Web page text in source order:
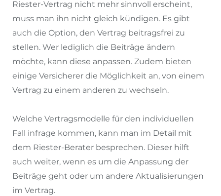
Riester-Vertrag nicht mehr sinnvoll erscheint,
muss man ihn nicht gleich kündigen. Es gibt
auch die Option, den Vertrag beitragsfrei zu
stellen. Wer lediglich die Beiträge ändern
möchte, kann diese anpassen. Zudem bieten
einige Versicherer die Möglichkeit an, von einem
Vertrag zu einem anderen zu wechseln.
Welche Vertragsmodelle für den individuellen
Fall infrage kommen, kann man im Detail mit
dem Riester-Berater besprechen. Dieser hilft
auch weiter, wenn es um die Anpassung der
Beiträge geht oder um andere Aktualisierungen
im Vertrag.